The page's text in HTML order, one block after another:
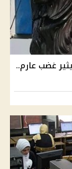
غضب عارم..